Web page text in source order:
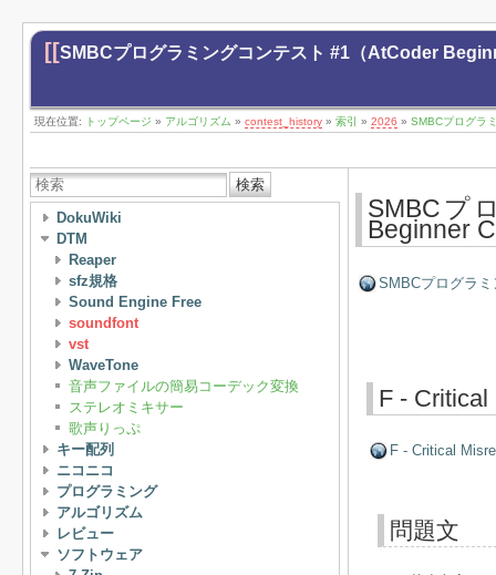
[[SMBCプログラミングコンテスト #1（AtCoder
現在位置: トップページ » アルゴリズム » contest_history » 索引 » 2026 » SMBCプログラ
検索
DokuWiki
DTM
Reaper
sfz規格
Sound Engine Free
soundfont
vst
WaveTone
音声ファイルの簡易コーデック変換
ステレオミキサー
歌声りっぷ
キー配列
ニコニコ
プログラミング
アルゴリズム
レビュー
ソフトウェア
SMBCプ
Beginner
SMBCプログラ
F - Critical
F - Critical
問題文